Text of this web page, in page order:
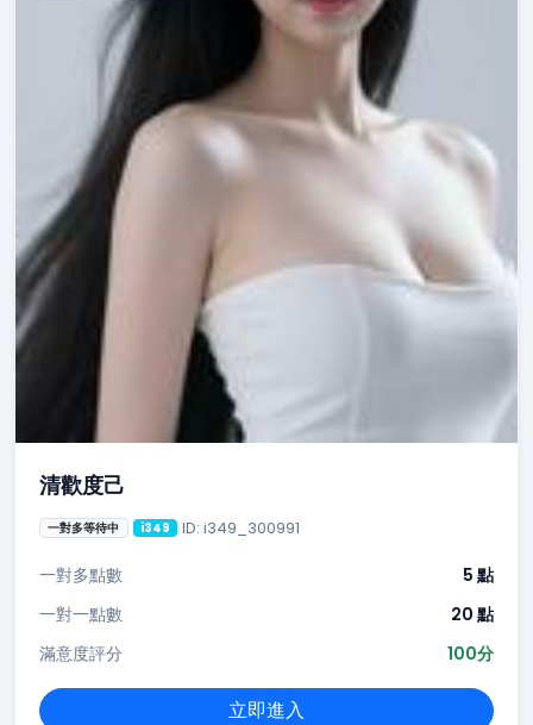
清歡度己
一對多等待中 i349 ID: i349_300991
一對多點數
5 點
一對一點數
20 點
滿意度評分
100分
立即進入